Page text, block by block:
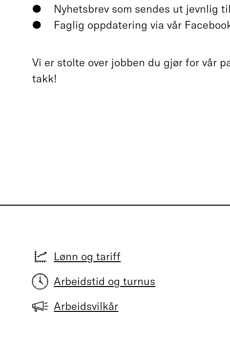
Nyhetsbrev som sendes ut jevnlig
Faglig oppdatering via vår
Vi er stolte over jobben du gjør for vår
takk!
Lønn og tariff
Arbeidstid og turnus
Arbeidsvilkår